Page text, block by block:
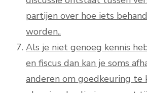
partijen over hoe iets
worden..
Als je niet genoeg kennis
en fiscus dan kan je soms
anderen om goedkeuring te